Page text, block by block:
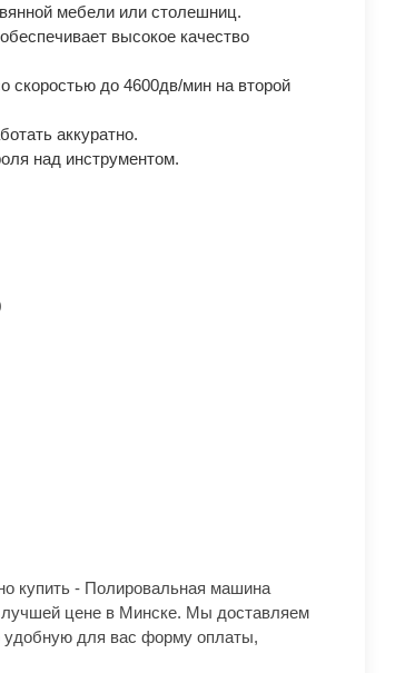
мебели или столешниц.
высокое качество
скоростью до 4600дв/мин на второй
аккуратно.
над инструментом.
купить - Полировальная машина
лучшей цене в Минске. Мы доставляем
для вас форму оплаты,